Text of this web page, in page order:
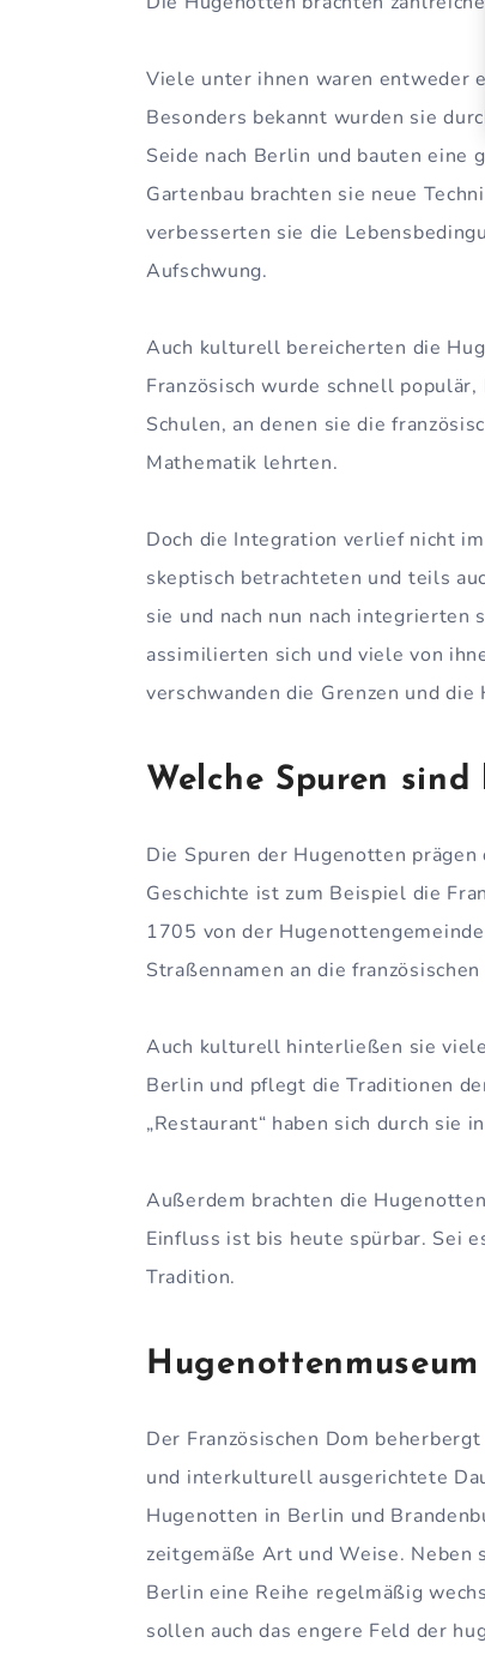
Viele unter ihnen waren entweder
Besonders bekannt wurden sie
Seide nach Berlin und bauten eine
Gartenbau brachten sie neue
verbesserten sie die
Aufschwung.
Auch kulturell bereicherten die
Französisch wurde schnell
Schulen, an denen sie die
Mathematik lehrten.
Doch die Integration verlief nicht
skeptisch betrachteten und teils
sie und nach nun nach
assimilierten sich und viele von
verschwanden die Grenzen und
Welche Spuren
Die Spuren der Hugenotten
Geschichte ist zum Beispiel die
1705 von der
Straßennamen an die
Auch kulturell hinterließen sie
Berlin und pflegt die Traditionen
„Restaurant“ haben sich durch sie
Außerdem brachten die
Einfluss ist bis heute spürbar. Sei
Tradition.
Der Französischen Dom
und interkulturell ausgerichtete
Hugenotten in Berlin und
zeitgemäße Art und Weise. Neben
Berlin eine Reihe regelmäßig
sollen auch das engere Feld der